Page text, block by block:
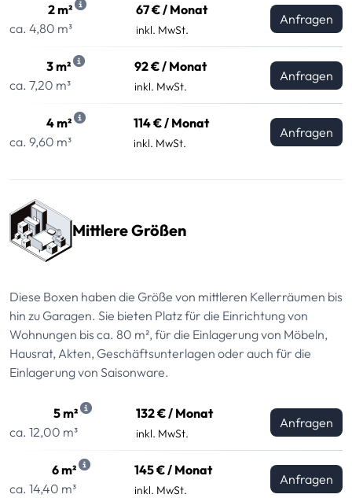
2 m²
ca. 4,80 m³
67 € / Monat
inkl. MwSt.
Anfragen
3 m²
ca. 7,20 m³
92 € / Monat
inkl. MwSt.
Anfragen
4 m²
ca. 9,60 m³
114 € / Monat
inkl. MwSt.
Anfragen
Mittlere Größen
Diese Boxen haben die Größe von mittleren Kellerräumen bis
hin zu Garagen. Sie bieten Platz für die Einrichtung von
Wohnungen bis ca. 80 m², für die Einlagerung von Möbeln,
Hausrat, Akten, Geschäftsunterlagen oder auch für die
Einlagerung von Saisonware.
5 m²
ca. 12,00 m³
132 € / Monat
inkl. MwSt.
Anfragen
6 m²
ca. 14,40 m³
145 € / Monat
inkl. MwSt.
Anfragen